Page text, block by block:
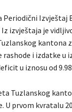
Periodični Izvještaj
izvještaja je
kantona
i izdatke u
u iznosu od
Tuzlanskog
U prvom kvratalu